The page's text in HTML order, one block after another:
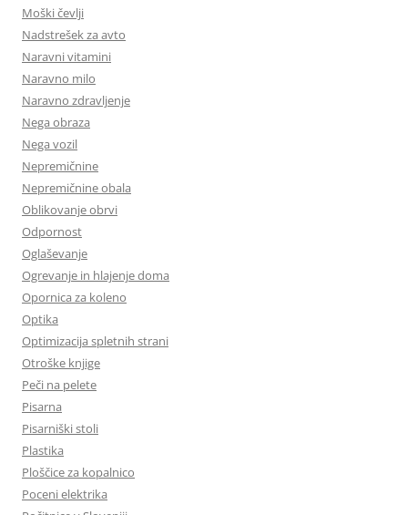
Moški čevlji
Nadstrešek za avto
Naravni vitamini
Naravno milo
Naravno zdravljenje
Nega obraza
Nega vozil
Nepremičnine
Nepremičnine obala
Oblikovanje obrvi
Odpornost
Oglaševanje
Ogrevanje in hlajenje doma
Opornica za koleno
Optika
Optimizacija spletnih strani
Otroške knjige
Peči na pelete
Pisarna
Pisarniški stoli
Plastika
Ploščice za kopalnico
Poceni elektrika